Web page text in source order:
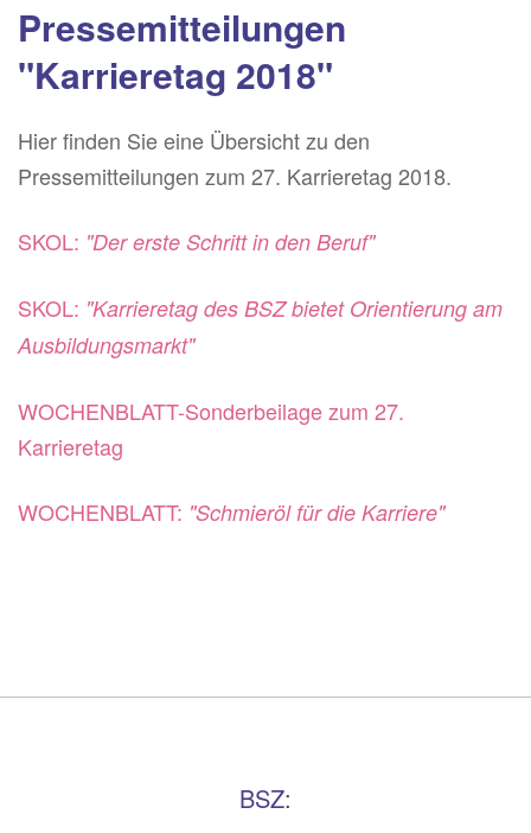
Pressemitteilungen
"Karrieretag 2018"
Hier finden Sie eine Übersicht zu den
Pressemitteilungen zum 27. Karrieretag 2018.
SKOL: "Der erste Schritt in den Beruf"
SKOL: "Karrieretag des BSZ bietet Orientierung am
Ausbildungsmarkt"
WOCHENBLATT-Sonderbeilage zum 27.
Karrieretag
WOCHENBLATT: "Schmieröl für die Karriere"
BSZ: